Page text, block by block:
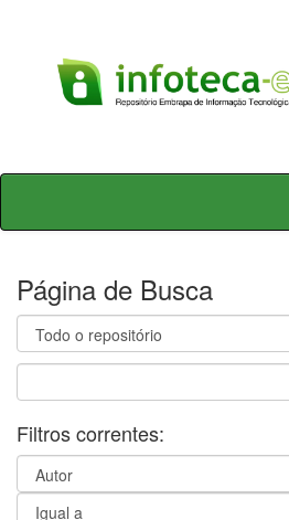
Skip
Página de Busca
Filtros correntes: